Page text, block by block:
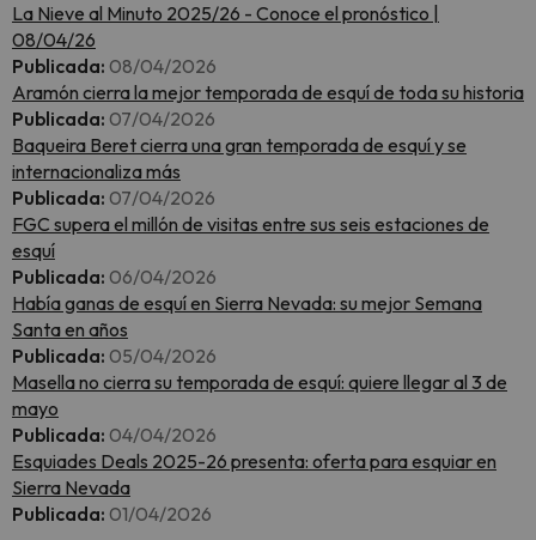
La Nieve al Minuto 2025/26 - Conoce el pronóstico |
08/04/26
Publicada: 08/04/2026
Aramón cierra la mejor temporada de esquí de toda su historia
Publicada: 07/04/2026
Baqueira Beret cierra una gran temporada de esquí y se
internacionaliza más
Publicada: 07/04/2026
FGC supera el millón de visitas entre sus seis estaciones de
esquí
Publicada: 06/04/2026
Había ganas de esquí en Sierra Nevada: su mejor Semana
Santa en años
Publicada: 05/04/2026
Masella no cierra su temporada de esquí: quiere llegar al 3 de
mayo
Publicada: 04/04/2026
Esquiades Deals 2025-26 presenta: oferta para esquiar en
Sierra Nevada
Publicada: 01/04/2026